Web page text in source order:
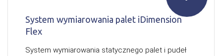
System wymiarowania palet iDimension
Flex
System wymiarowania statycznego palet i pudeł